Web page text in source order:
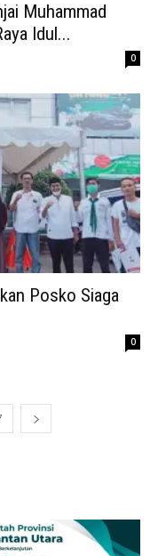
Muhammad
Idul...
0
Posko Siaga
0